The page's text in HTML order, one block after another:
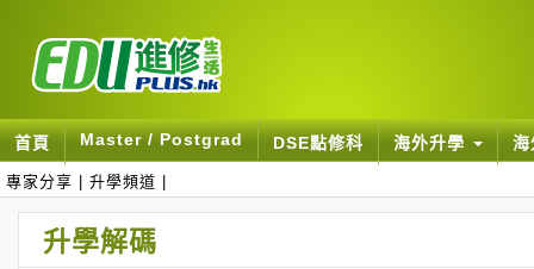
首頁 Master / Postgrad DSE點修科 海外升學
專家分享 升學頻道
升學解碼